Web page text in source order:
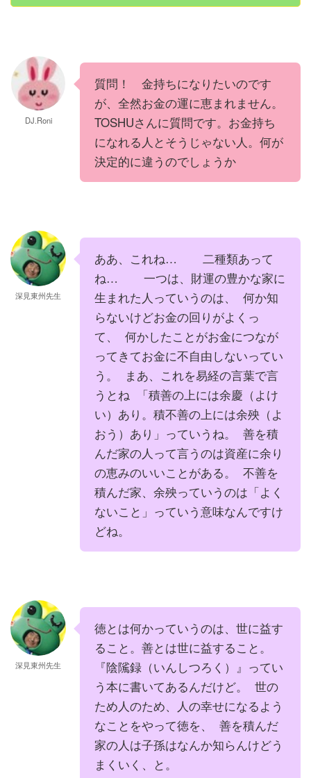
DJ.Roni
質問！ 金持ちになりたいのです
が、全然お金の運に恵まれません。
TOSHUさんに質問です。お金持ち
になれる人とそうじゃない人。何が
決定的に違うのでしょうか
深見東州先生
ああ、これね… 二種類あって
ね… 一つは、財運の豊かな家に
生まれた人っていうのは、 何か知
らないけどお金の回りがよくっ
て、 何かしたことがお金につなが
ってきてお金に不自由しないってい
う。 まあ、これを易経の言葉で言
うとね 「積善の上には余慶（よけ
い）あり。積不善の上には余殃（よ
おう）あり」っていうね。 善を積
んだ家の人って言うのは資産に余り
の恵みのいいことがある。 不善を
積んだ家、余殃っていうのは「よく
ないこと」っていう意味なんですけ
どね。
深見東州先生
徳とは何かっていうのは、世に益す
ること。善とは世に益すること。
『陰隲録（いんしつろく）』ってい
う本に書いてあるんだけど。 世の
ため人のため、人の幸せになるよう
なことをやって徳を、 善を積んだ
家の人は子孫はなんか知らんけどう
まくいく、と。